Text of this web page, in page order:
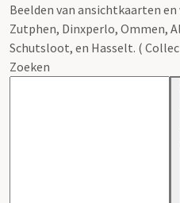
Beelden van ansichtkaarten
Zutphen, Dinxperlo, Ommen,
Schutsloot, en Hasselt. (
Zoeken